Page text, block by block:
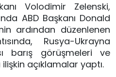
Volodimir Zelenski,
ABD Başkanı Donald
ardından düzenlenen
Rusya-Ukrayna
barış görüşmeleri ve
açıklamalar yaptı.